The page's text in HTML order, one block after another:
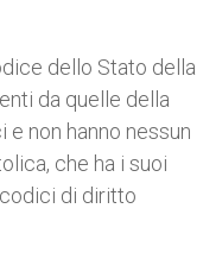
dello Stato della
da quelle della
non hanno nessun
che ha i suoi
di diritto